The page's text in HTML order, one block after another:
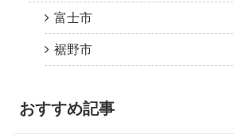
富士市
裾野市
おすすめ記事